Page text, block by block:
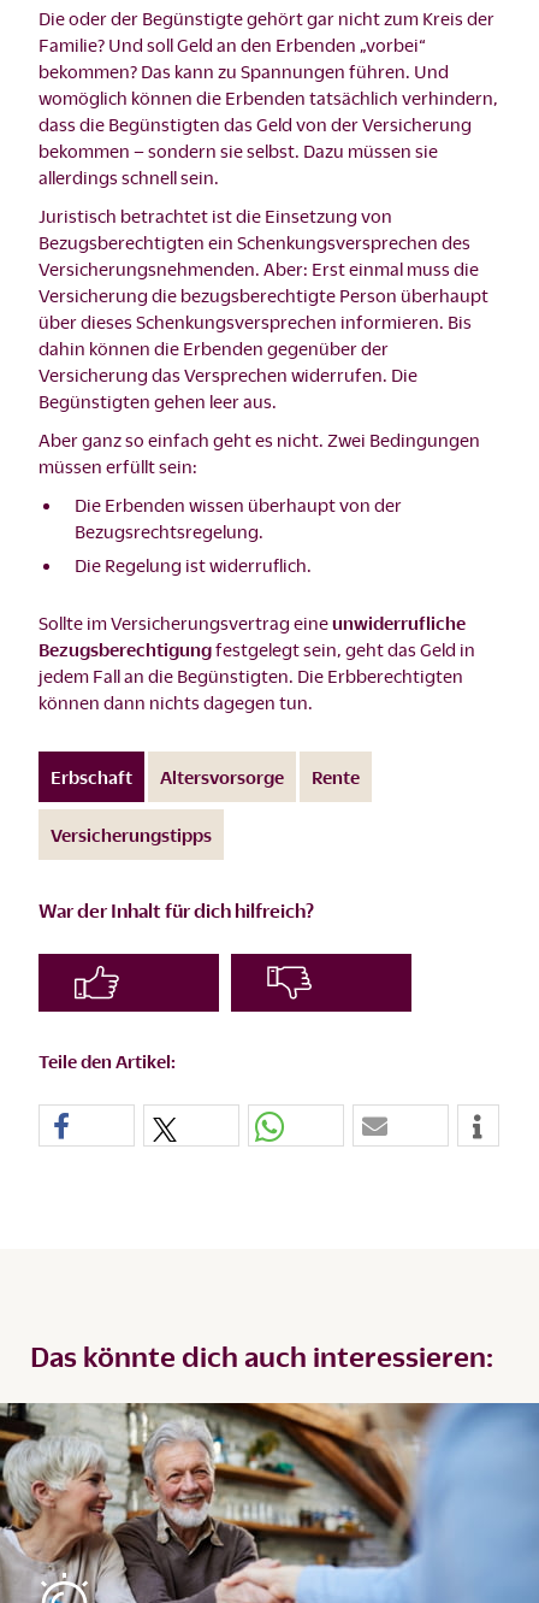
Die oder der Begünstigte gehört gar nicht zum Kreis der
Familie? Und soll Geld an den Erbenden „vorbei“
bekommen? Das kann zu Spannungen führen. Und
womöglich können die Erbenden tatsächlich verhindern,
dass die Begünstigten das Geld von der Versicherung
bekommen – sondern sie selbst. Dazu müssen sie
allerdings schnell sein.
Juristisch betrachtet ist die Einsetzung von
Bezugsberechtigten ein Schenkungsversprechen des
Versicherungsnehmenden. Aber: Erst einmal muss die
Versicherung die bezugsberechtigte Person überhaupt
über dieses Schenkungsversprechen informieren. Bis
dahin können die Erbenden gegenüber der
Versicherung das Versprechen widerrufen. Die
Begünstigten gehen leer aus.
Aber ganz so einfach geht es nicht. Zwei Bedingungen
müssen erfüllt sein:
Die Erbenden wissen überhaupt von der
Bezugsrechtsregelung.
Die Regelung ist widerruflich.
Sollte im Versicherungsvertrag eineunwiderrufliche
Bezugsberechtigungfestgelegt sein, geht das Geld in
jedem Fall an die Begünstigten. Die Erbberechtigten
können dann nichts dagegen tun.
Erbschaft Altersvorsorge Rente
Versicherungstipps
War der Inhalt für dich hilfreich?
Teile den Artikel:
Das könnte dich auch interessieren: